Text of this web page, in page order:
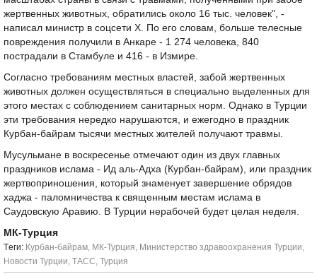
жертвенных животных, обратились около 16 тыс. человек", -
написал министр в соцсети X. По его словам, больше телесные
повреждения получили в Анкаре - 1 274 человека, 840
пострадали в Стамбуле и 416 - в Измире.
Согласно требованиям местных властей, забой жертвенных
животных должен осуществляться в специально выделенных для
этого местах с соблюдением санитарных норм. Однако в Турции
эти требования нередко нарушаются, и ежегодно в праздник
Курбан-байрам тысячи местных жителей получают травмы.
Мусульмане в воскресенье отмечают один из двух главных
праздников ислама - Ид аль-Адха (Курбан-байрам), или праздник
жертвоприношения, который знаменует завершение обрядов
хаджа - паломничества к священным местам ислама в
Саудовскую Аравию. В Турции нерабочей будет целая неделя.
МК-Турция
Tеги: Курбан-байрам, МК-Турция, Министерство здравоохранения Турции,
Новости Турции, ТАСС, Турция